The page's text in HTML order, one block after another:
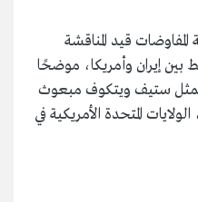
قيد المناقشة
بين إيران وأمريكا، موضحًا
يمثل ستيف ويتكوف مبعوث
المتحدة الأمريكية في